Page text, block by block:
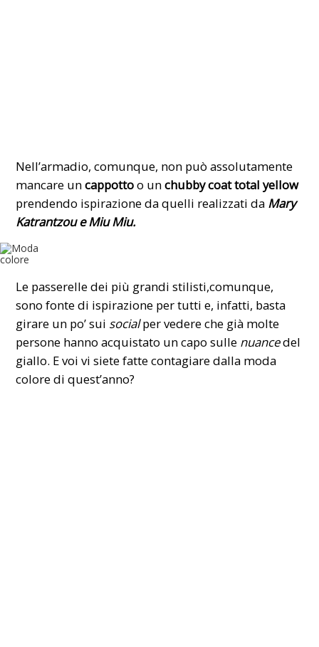
Nell’armadio, comunque, non può assolutamente
mancare uncappottoo unchubby coat total yellow
prendendo ispirazione da quelli realizzati da Mary
Katrantzou eMiu Miu.
Le passerelle dei più grandi stilisti,comunque,
sono fonte di ispirazione per tutti e, infatti, basta
girare un po’ sui socialper vedere che già molte
persone hanno acquistato un capo sulle nuancedel
giallo. E voi vi siete fatte contagiare dalla moda
colore di quest’anno?